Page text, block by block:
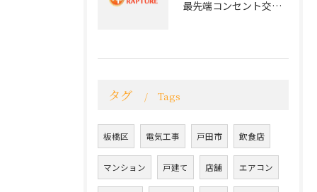
最先端コンセント交換で実現する安全と快適な住環境
タグ Tags
板橋区 電気工事 戸田市 飲食店
マンション 戸建て 店舗 エアコン